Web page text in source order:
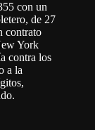
con un
de 27
contrato
York
contra los
a la